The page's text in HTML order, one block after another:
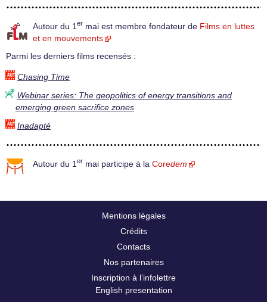
Autour du 1 er mai est membre fondateur de Films en luttes
et en mouvements
Parmi les derniers films recensés :
Chasing Time
Webinar series: The geopolitics of energy transitions and
emerging green sacrifice zones
Inadapté
Autour du 1 er mai participe à la Coredem
Mentions légales
Crédits
Contacts
Nos partenaires
Inscription à l’infolettre
English presentation